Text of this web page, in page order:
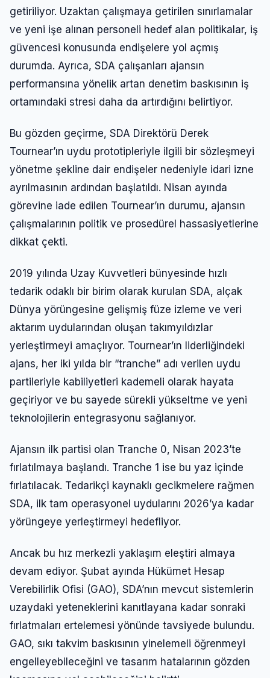
getiriliyor. Uzaktan çalışmaya getirilen sınırlamalar
ve yeni işe alınan personeli hedef alan politikalar, iş
güvencesi konusunda endişelere yol açmış
durumda. Ayrıca, SDA çalışanları ajansın
performansına yönelik artan denetim baskısının iş
ortamındaki stresi daha da artırdığını belirtiyor.
Bu gözden geçirme, SDA Direktörü Derek
Tournear’ın uydu prototipleriyle ilgili bir sözleşmeyi
yönetme şekline dair endişeler nedeniyle idari izne
ayrılmasının ardından başlatıldı. Nisan ayında
görevine iade edilen Tournear’ın durumu, ajansın
çalışmalarının politik ve prosedürel hassasiyetlerine
dikkat çekti.
2019 yılında Uzay Kuvvetleri bünyesinde hızlı
tedarik odaklı bir birim olarak kurulan SDA, alçak
Dünya yörüngesine gelişmiş füze izleme ve veri
aktarım uydularından oluşan takımyıldızlar
yerleştirmeyi amaçlıyor. Tournear’ın liderliğindeki
ajans, her iki yılda bir “tranche” adı verilen uydu
partileriyle kabiliyetleri kademeli olarak hayata
geçiriyor ve bu sayede sürekli yükseltme ve yeni
teknolojilerin entegrasyonu sağlanıyor.
Ajansın ilk partisi olan Tranche 0, Nisan 2023’te
fırlatılmaya başlandı. Tranche 1 ise bu yaz içinde
fırlatılacak. Tedarikçi kaynaklı gecikmelere rağmen
SDA, ilk tam operasyonel uydularını 2026’ya kadar
yörüngeye yerleştirmeyi hedefliyor.
Ancak bu hız merkezli yaklaşım eleştiri almaya
devam ediyor. Şubat ayında Hükümet Hesap
Verebilirlik Ofisi (GAO), SDA’nın mevcut sistemlerin
uzaydaki yeteneklerini kanıtlayana kadar sonraki
fırlatmaları ertelemesi yönünde tavsiyede bulundu.
GAO, sıkı takvim baskısının yinelemeli öğrenmeyi
engelleyebileceğini ve tasarım hatalarının gözden
Giriş Yap
Kullanıcı Adı veya E-posta